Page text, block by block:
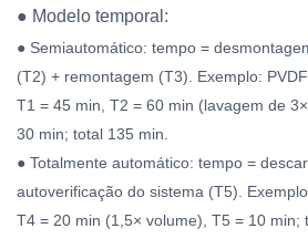
● Modelo temporal:
● Semiautomático: tempo =
(T2) + remontagem (T3). Exemplo:
T1 = 45 min, T2 = 60 min (lavagem de
30 min; total 135 min.
● Totalmente automático: tempo =
autoverificação do sistema (T5).
T4 = 20 min (1,5× volume), T5 = 10 min;